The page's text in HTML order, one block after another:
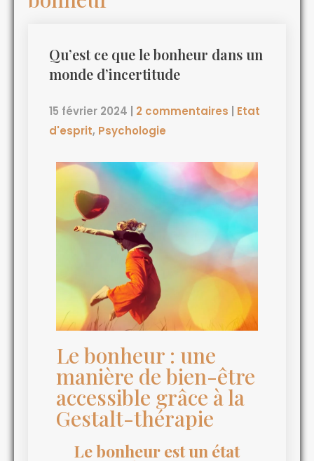
Qu’est ce que le bonheur dans un
monde d’incertitude
15 février 2024 2 commentaires
Etat
d'esprit, Psychologie
Le bonheur : une
manière de bien-être
accessible grâce à la
Gestalt-thérapie
Le bonheur est un état